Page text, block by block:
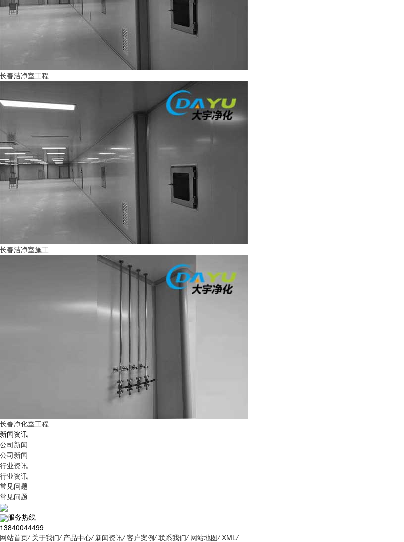
长春洁净室工程
长春洁净室施工
长春净化室工程
新闻资讯
公司新闻
公司新闻
行业资讯
行业资讯
常见问题
常见问题
服务热线
13840044499
网站首页/ 关于我们/ 产品中心/ 新闻资讯/ 客户案例/ 联系我们/ 网站地图/ XML/